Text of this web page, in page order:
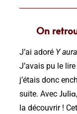
On
J’ai adoré Y
J’avais pu le
j’étais donc
suite. Avec Julia
la découvrir !